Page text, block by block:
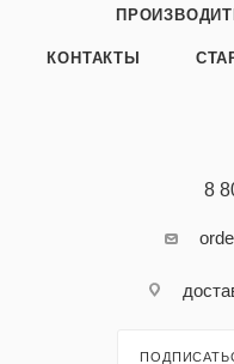
КОНТАКТЫ
8